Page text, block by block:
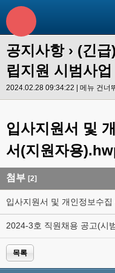
공지사항› (긴
립지원 시범사
2024.02.28 09:34:22 | 메뉴 건너
입사지원서 및
서(지원자용
첨부 [2]
입사지원서 및 개인정보수
2024-3호 직원채용 공고(시
목록